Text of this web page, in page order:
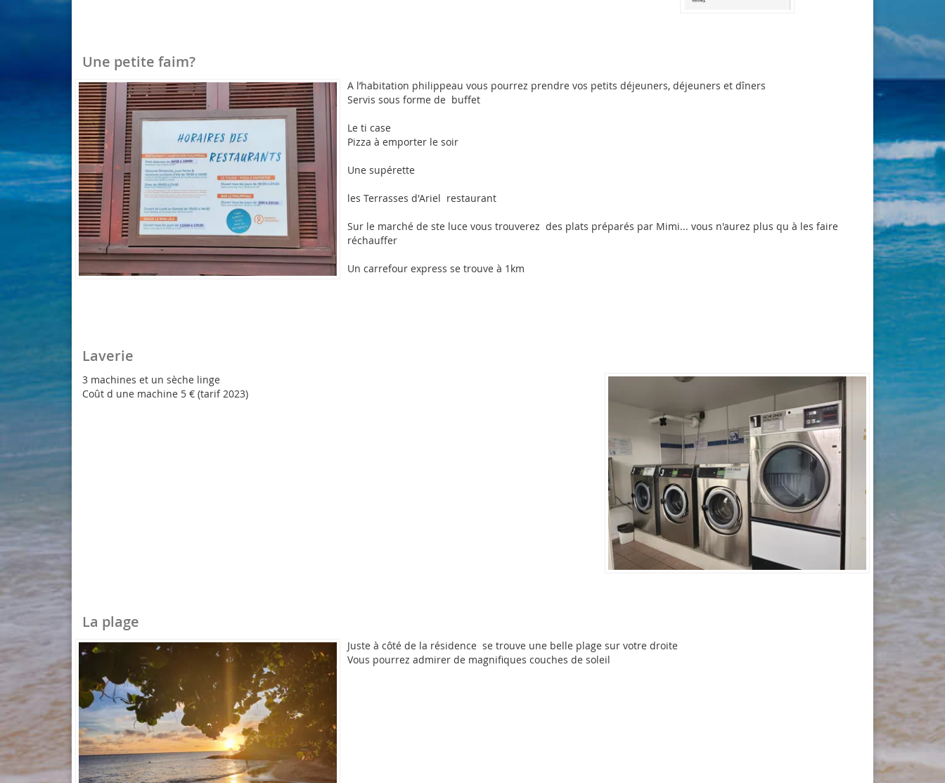
Une petite faim?
A l’habitation philippeau vous pourrez prendre vos petits déjeuners, déjeuners et dîners
Servis sous forme de buffet
Le ti case
Pizza à emporter le soir
Une supérette
les Terrasses d'Ariel restaurant
Sur le marché de ste luce vous trouverez des plats préparés par Mimi... vous n'aurez plus qu à les faire
réchauffer
Un carrefour express se trouve à 1km
Laverie
3 machines et un sèche linge
Coût d une machine 5 € (tarif 2023)
La plage
Juste à côté de la résidence se trouve une belle plage sur votre droite
Vous pourrez admirer de magnifiques couches de soleil